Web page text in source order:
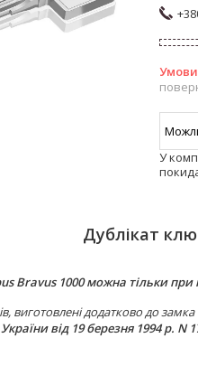
У
Дублікат
Bravus 1000 можна тільки при
виготовлені додатково до
від 19 березня 1994 р. N